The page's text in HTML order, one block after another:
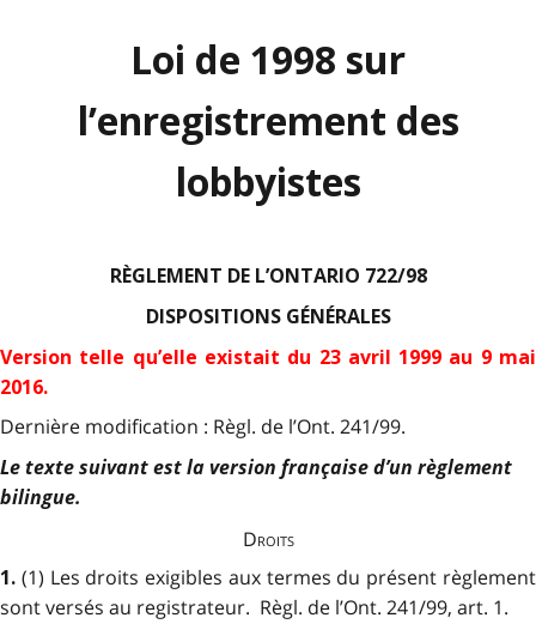
Loi de 1998 sur
l’enregistrement des
lobbyistes
RÈGLEMENT DE L’ONTARIO 722/98
DISPOSITIONS GÉNÉRALES
Version telle qu’elle existait du 23 avril 1999 au 9 mai
2016.
Dernière modification : Règl. de l’Ont. 241/99.
Le texte suivant est la version française d’un règlement
bilingue.
Droits
1. (1) Les droits exigibles aux termes du présent règlement
sont versés au registrateur. Règl. de l’Ont. 241/99, art. 1.